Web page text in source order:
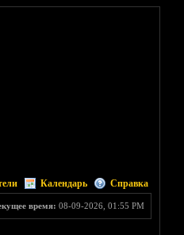
Календарь Справка
время: 08-09-2026, 01:55 PM